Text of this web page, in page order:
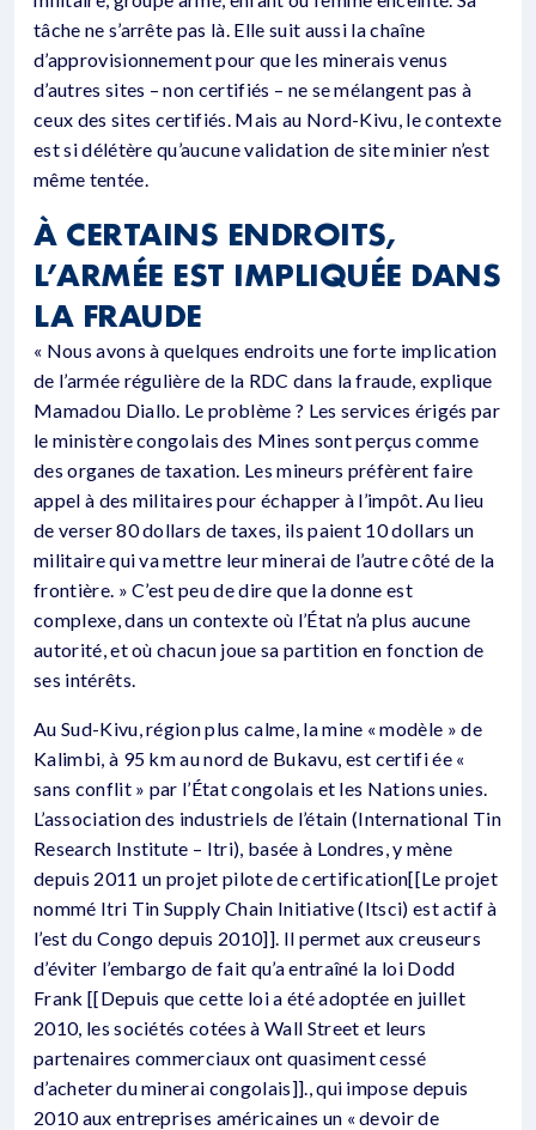
tâche ne s’arrête pas là. Elle suit aussi la chaîne
d’approvisionnement pour que les minerais venus
d’autres sites – non certifiés – ne se mélangent pas à
ceux des sites certifiés. Mais au Nord-Kivu, le contexte
est si délétère qu’aucune validation de site minier n’est
même tentée.
À CERTAINS ENDROITS,
L’ARMÉE EST IMPLIQUÉE DANS
LA FRAUDE
« Nous avons à quelques endroits une forte implication
de l’armée régulière de la RDC dans la fraude, explique
Mamadou Diallo. Le problème ? Les services érigés par
le ministère congolais des Mines sont perçus comme
des organes de taxation. Les mineurs préfèrent faire
appel à des militaires pour échapper à l’impôt. Au lieu
de verser 80 dollars de taxes, ils paient 10 dollars un
militaire qui va mettre leur minerai de l’autre côté de la
frontière. » C’est peu de dire que la donne est
complexe, dans un contexte où l’État n’a plus aucune
autorité, et où chacun joue sa partition en fonction de
ses intérêts.
Au Sud-Kivu, région plus calme, la mine « modèle » de
Kalimbi, à 95 km au nord de Bukavu, est certifi ée «
sans conflit » par l’État congolais et les Nations unies.
L’association des industriels de l’étain (International Tin
Research Institute – Itri), basée à Londres, y mène
depuis 2011 un projet pilote de certification[[Le projet
nommé Itri Tin Supply Chain Initiative (Itsci) est actif à
l’est du Congo depuis 2010]]. Il permet aux creuseurs
d’éviter l’embargo de fait qu’a entraîné la loi Dodd
Frank [[Depuis que cette loi a été adoptée en juillet
2010, les sociétés cotées à Wall Street et leurs
partenaires commerciaux ont quasiment cessé
d’acheter du minerai congolais]]., qui impose depuis
2010 aux entreprises américaines un « devoir de